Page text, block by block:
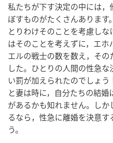
私たちが下す決定の中には
ぼすものがたくさんありま
とりわけそのことを考慮し
はそのことを考えずに，エ
エルの戦士の数を数え，そ
した。ひとりの人間の性急
い罰が加えられたのでしょう
と妻は時に，自分たちの結
があるかも知れません。し
るなら，性急に離婚を決意
う。